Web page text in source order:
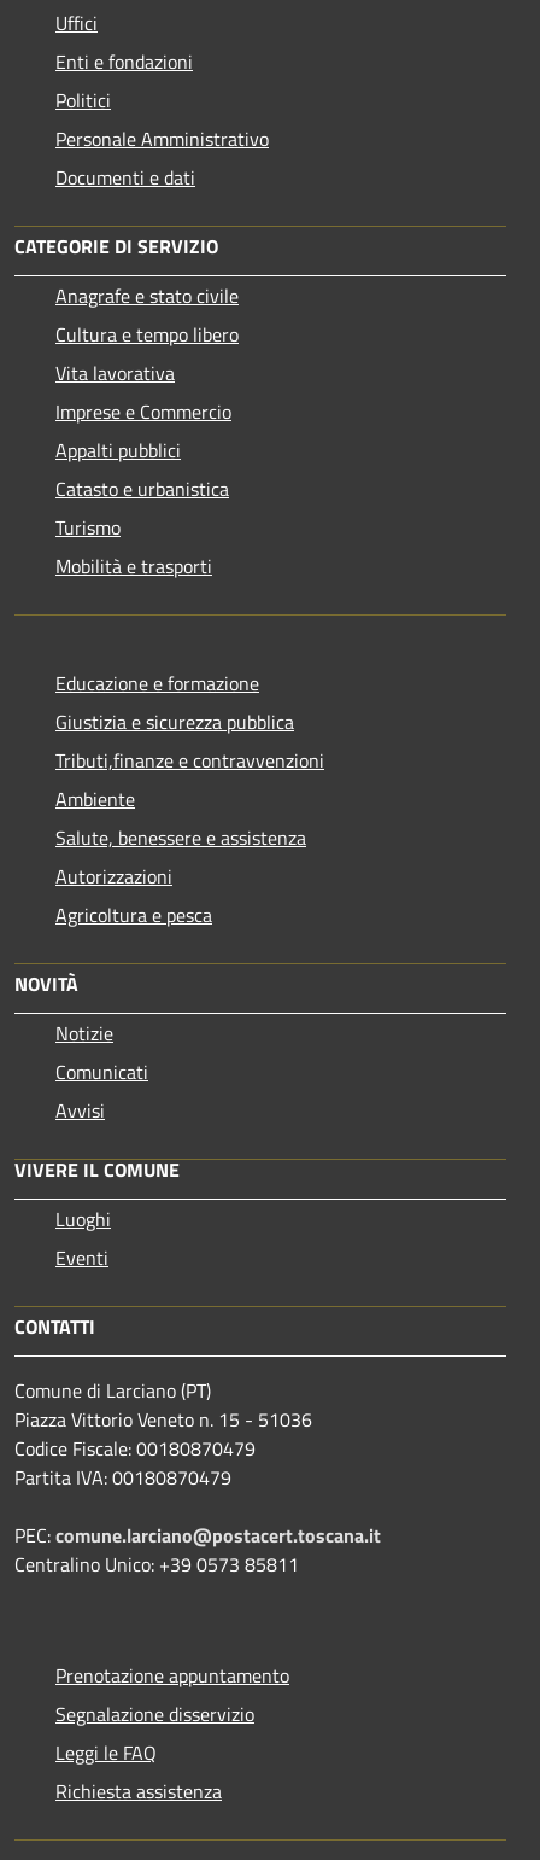
Uffici
Enti e fondazioni
Politici
Personale Amministrativo
Documenti e dati
CATEGORIE DI SERVIZIO
Anagrafe e stato civile
Cultura e tempo libero
Vita lavorativa
Imprese e Commercio
Appalti pubblici
Catasto e urbanistica
Turismo
Mobilità e trasporti
Educazione e formazione
Giustizia e sicurezza pubblica
Tributi,finanze e contravvenzioni
Ambiente
Salute, benessere e assistenza
Autorizzazioni
Agricoltura e pesca
NOVITÀ
Notizie
Comunicati
Avvisi
VIVERE IL COMUNE
Luoghi
Eventi
CONTATTI
Comune di Larciano (PT)
Piazza Vittorio Veneto n. 15 - 51036
Codice Fiscale: 00180870479
Partita IVA: 00180870479
PEC:comune.larciano@postacert.toscana.it
Centralino Unico: +39 0573 85811
Prenotazione appuntamento
Segnalazione disservizio
Leggi le FAQ
Richiesta assistenza